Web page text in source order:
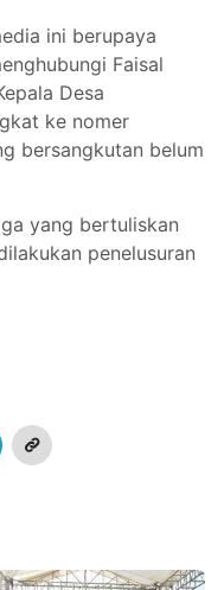
ini berupaya
Faisal
Desa
ke nomer
bersangkutan belum
yang bertuliskan
penelusuran